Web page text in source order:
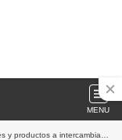
MENU
entre ambas naciones